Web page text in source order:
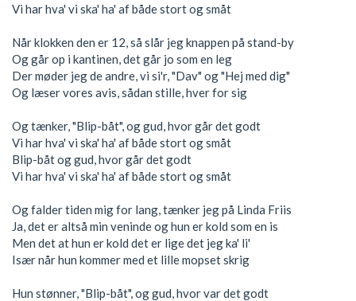
Vi har hva' vi ska' ha' af både stort og småt
Når klokken den er 12, så slår jeg knappen på stand-by
Og går op i kantinen, det går jo som en leg
Der møder jeg de andre, vi si'r, "Dav" og "Hej med dig"
Og læser vores avis, sådan stille, hver for sig
Og tænker, "Blip-båt", og gud, hvor går det godt
Vi har hva' vi ska' ha' af både stort og småt
Blip-båt og gud, hvor går det godt
Vi har hva' vi ska' ha' af både stort og småt
Og falder tiden mig for lang, tænker jeg på Linda Friis
Ja, det er altså min veninde og hun er kold som en is
Men det at hun er kold det er lige det jeg ka' li'
Især når hun kommer med et lille mopset skrig
Hun stønner, "Blip-båt", og gud, hvor var det godt